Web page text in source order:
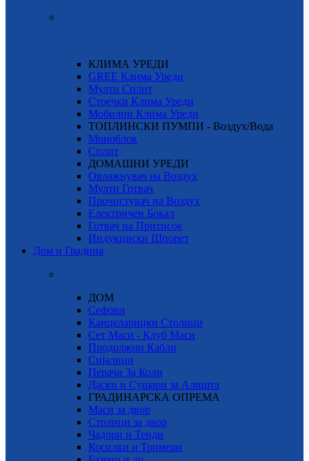
КЛИМА УРЕДИ
GREE Клима Уреди
Мулти Сплит
Стоечки Клима Уреди
Мобилни Клима Уреди
ТОПЛИНСКИ ПУМПИ - Воздух/Вода
Моноблок
Сплит
ДОМАШНИ УРЕДИ
Овлажнувач на Воздух
Мулти Готвач
Прочистувач на Воздух
Електричен Бокал
Готвач на Притисок
Индукциски Шпорет
Дом и Градина
ДОМ
Сефови
Канцеларицки Столици
Сет Маси - Клуб Маси
Продолжни Кабли
Сијалици
Перачи За Коли
Даски и Сушари за Алишта
ГРАДИНАРСКА ОПРЕМА
Маси за двор
Столици за двор
Чадори и Тенди
Косилки и Тримери